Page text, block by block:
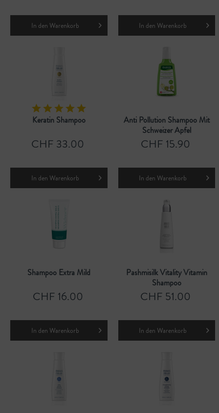
In den Warenkorb In den Warenkorb
Keratin Shampoo
CHF 33.00
In den Warenkorb
Anti Pollution Shampoo Mit
Schweizer Apfel
CHF 15.90
In den Warenkorb
Shampoo Extra Mild
CHF 16.00
In den Warenkorb
Pashmisilk Vitality Vitamin
Shampoo
CHF 51.00
In den Warenkorb